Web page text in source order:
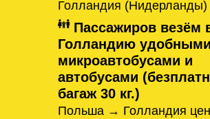
Голландия (Нидерланды)
Пассажиров везём
Голландию удобными
микроавтобусами и
автобусами
багаж 30 кг.)
Польша → Голландия